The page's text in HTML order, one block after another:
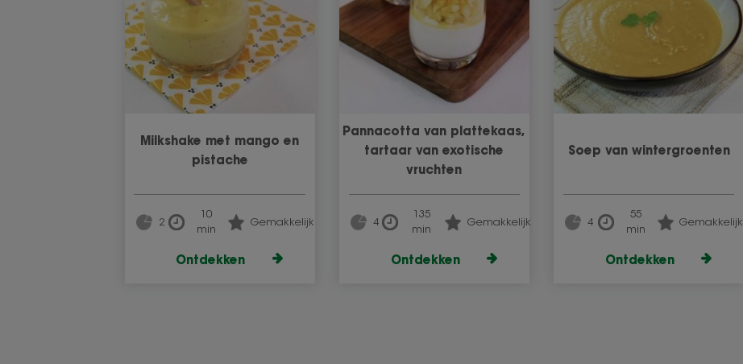
Milkshake met mango en
pistache
2
10
min
Gemakkelijk
Ontdekken
Pannacotta van plattekaas,
tartaar van exotische
vruchten
4
135
min
Gemakkelijk
Ontdekken
Soep van wintergroenten
4
55
min
Gemakkelijk
Ontdekken